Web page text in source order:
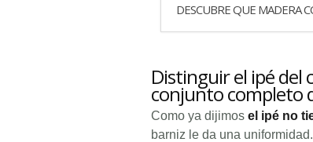
DESCUBRE QUE MADERA
Distinguir el ipé del
conjunto completo
Como ya dijimos el ipé no
barniz le da una uniformidad.